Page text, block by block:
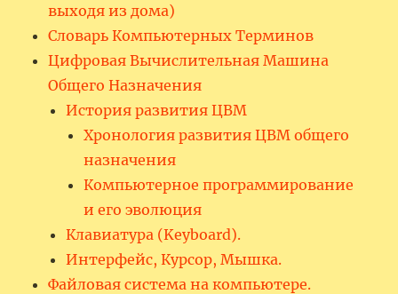
выходя из дома)
Словарь Компьютерных Терминов
Цифровая Вычислительная Машина
Общего Назначения
История развития ЦВМ
Хронология развития ЦВМ общего
назначения
Компьютерное программирование
и его эволюция
Клавиатура (Keyboard).
Интерфейс, Курсор, Мышка.
Файловая система на компьютере.